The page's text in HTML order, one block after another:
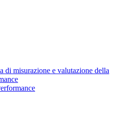
di misurazione e valutazione della